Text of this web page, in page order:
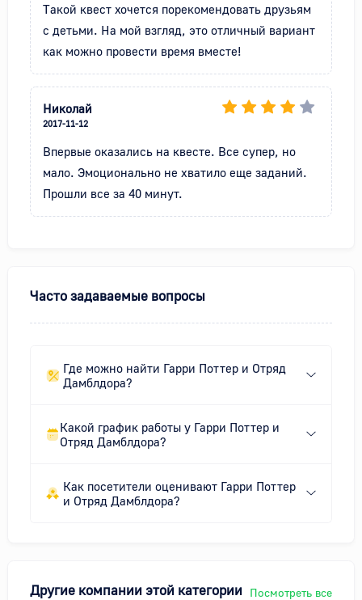
Такой квест хочется порекомендовать друзьям
с детьми. На мой взгляд, это отличный вариант
как можно провести время вместе!
Николай
2017-11-12
Впервые оказались на квесте. Все супер, но
мало. Эмоционально не хватило еще заданий.
Прошли все за 40 минут.
Часто задаваемые вопросы
Где можно найти Гарри Поттер и Отряд
Дамблдора?
Какой график работы у Гарри Поттер и
Отряд Дамблдора?
Как посетители оценивают Гарри Поттер
и Отряд Дамблдора?
Другие компании этой категории Посмотреть все